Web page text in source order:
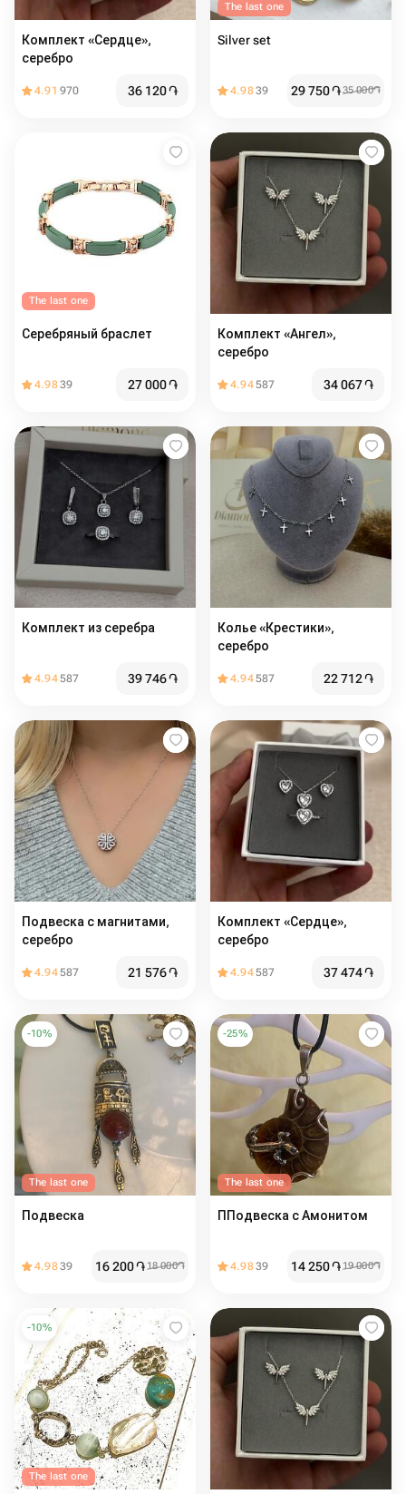
Комплект «Сердце»,
серебро
4.91 970 36 120֏
The last one
Silver set
4.9839 29 750֏35 000֏
The last one
Серебряный браслет
4.9839 27 000֏
Комплект «Ангел»,
серебро
4.94587 34 067֏
Комплект из серебра
4.94587 39 746֏
Колье «Крестики»,
серебро
4.94587 22 712֏
Подвеска с магнитами,
серебро
4.94587 21 576֏
Комплект «Сердце»,
серебро
4.94587 37 474֏
-10%
The last one
Подвеска
4.9839 16 200֏18 000֏
-25%
The last one
ППодвеска с Амонитом
4.9839 14 250֏19 000֏
-10%
The last one